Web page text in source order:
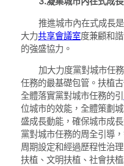
推進城市內在式成長
大力共享會議室度兼顧和
的強盛協力。
加大力度黨對城市任
任務的最基礎包管。扶植
全體落實黨對城市任務的引
位城市的效能，全體策劃
盛成長動能，確保城市成
黨對城市任務的周全引導
周期設定和經過歷程性治
扶植、文明扶植、社會扶